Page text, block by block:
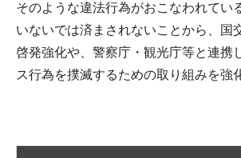
そのような違法行為がおこなわれてい
いないでは済まされないことから、国
啓発強化や、警察庁・観光庁等と連携
ス行為を撲滅するための取り組みを強